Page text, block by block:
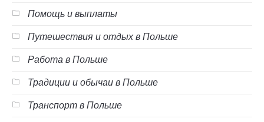
Помощь и выплаты
Путешествия и отдых в Польше
Работа в Польше
Традиции и обычаи в Польше
Транспорт в Польше